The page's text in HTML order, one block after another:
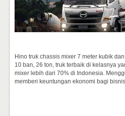
Hino truk chassis mixer 7 meter kubik
10 ban, 26 ton, truk terbaik di kelasnya
mixer lebih dari 70% di Indonesia.
memberi keuntungan ekonomi bagi